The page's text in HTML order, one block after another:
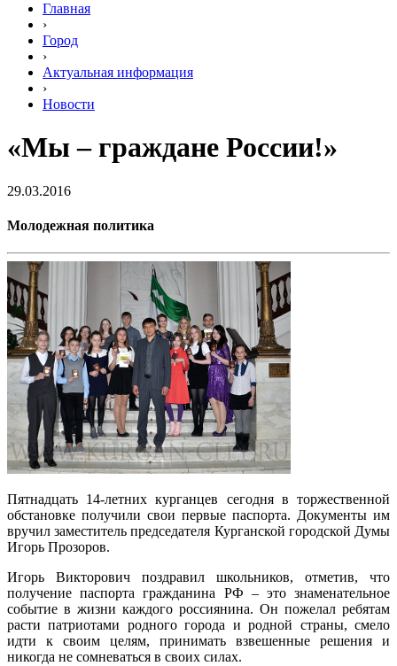
Главная
›
Город
›
Актуальная информация
›
Новости
«Мы – граждане России!»
29.03.2016
Молодежная политика
Пятнадцать 14-летних курганцев сегодня в торжественной
обстановке получили свои первые паспорта. Документы им
вручил заместитель председателя Курганской городской Думы
Игорь Прозоров.
Игорь Викторович поздравил школьников, отметив, что
получение паспорта гражданина РФ – это знаменательное
событие в жизни каждого россиянина. Он пожелал ребятам
расти патриотами родного города и родной страны, смело
идти к своим целям, принимать взвешенные решения и
никогда не сомневаться в своих силах.